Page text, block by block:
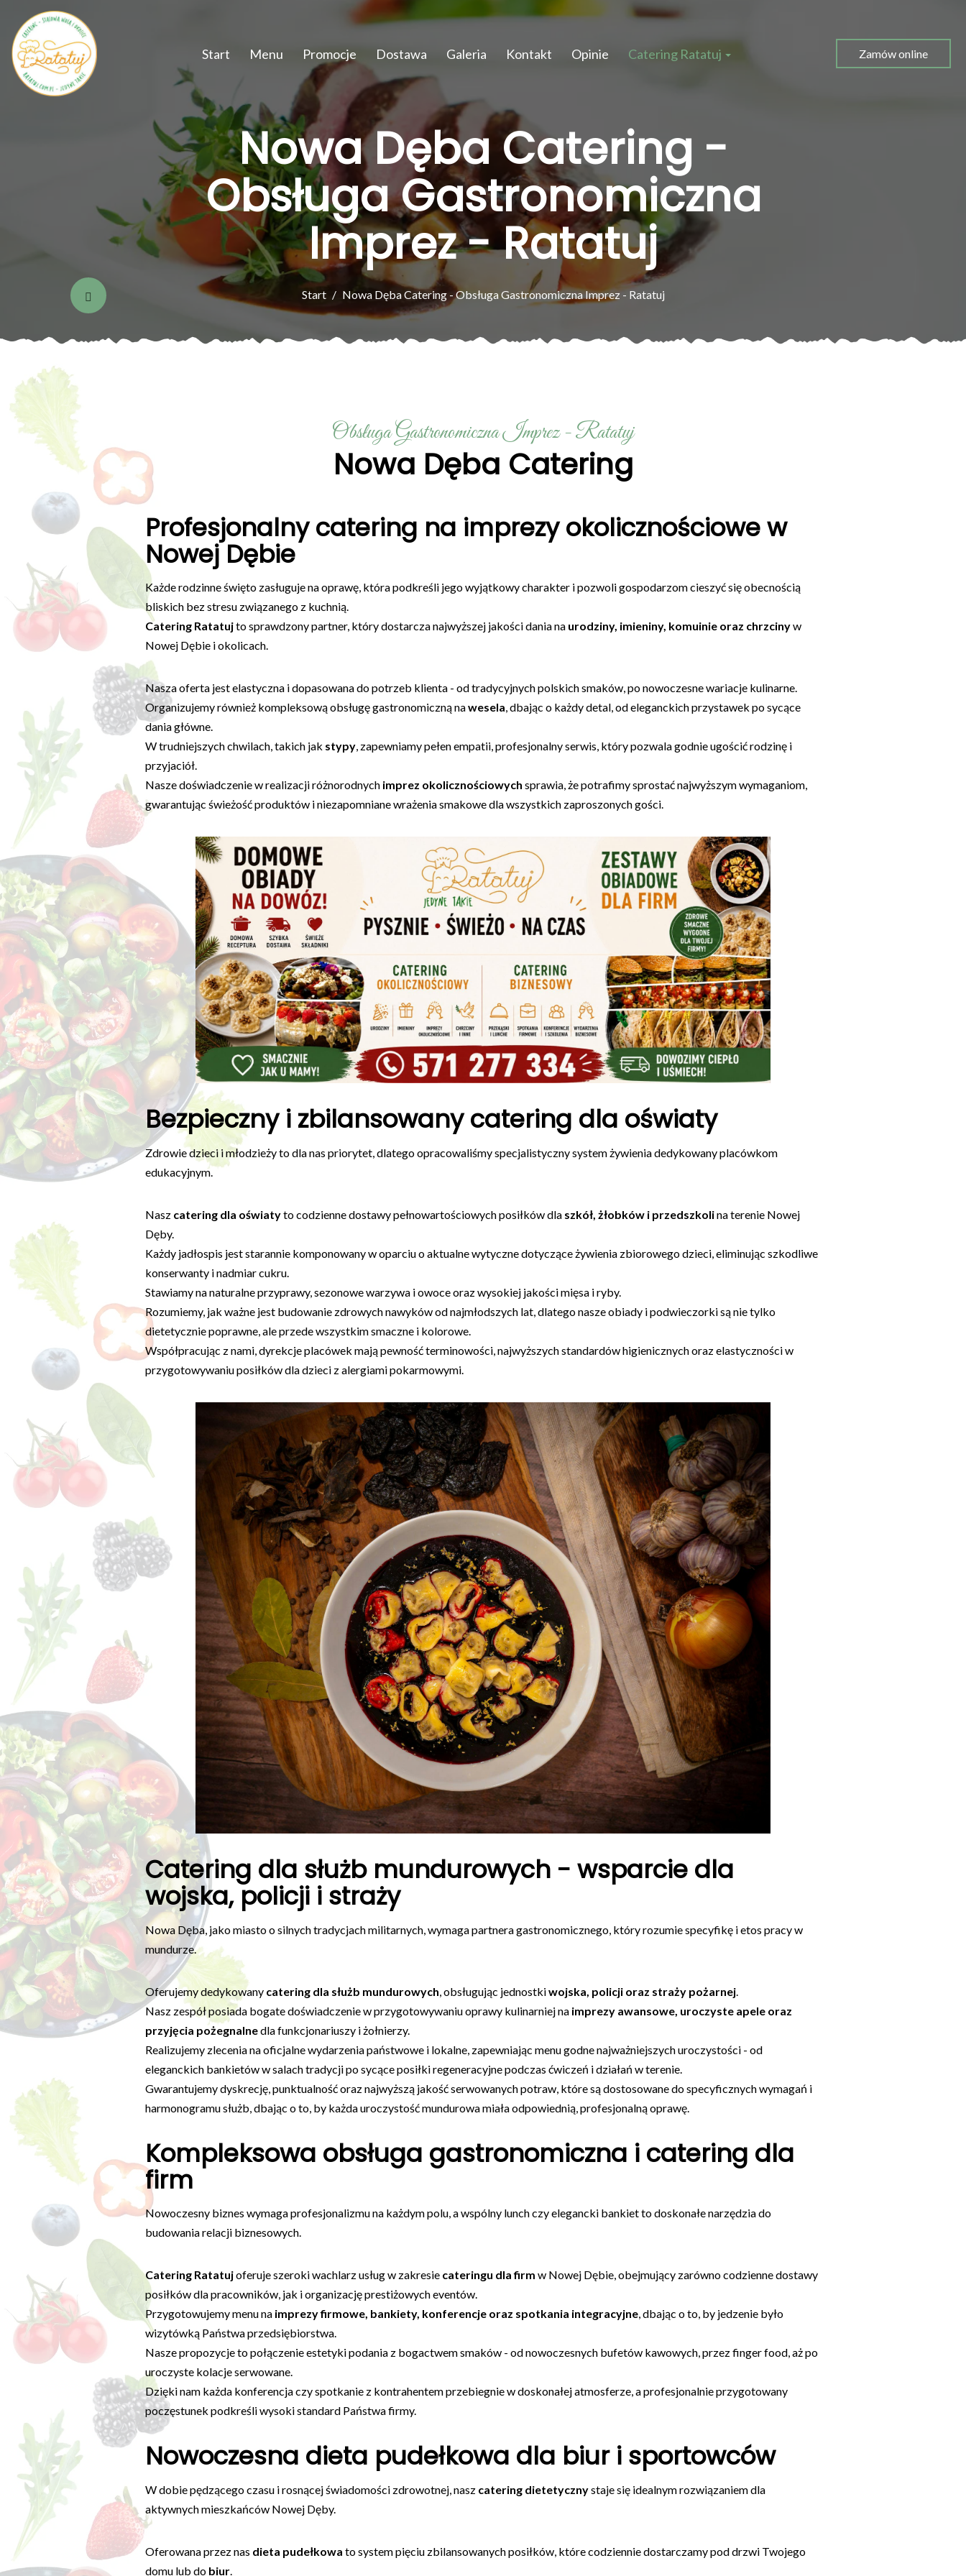
Start Menu Promocje Dostawa Galeria Kontakt Opinie Catering Ratatuj Zamów online
Nowa Dęba Catering -
Obsługa Gastronomiczna
Imprez - Ratatuj
Start Nowa Dęba Catering - Obsługa Gastronomiczna Imprez - Ratatuj
Obsługa Gastronomiczna Imprez - Ratatuj
Nowa Dęba Catering
Profesjonalny catering na imprezy okolicznościowe w
Nowej Dębie
Każde rodzinne święto zasługuje na oprawę, która podkreśli jego wyjątkowy charakter i pozwoli gospodarzom cieszyć się obecnością
bliskich bez stresu związanego z kuchnią.
Catering Ratatujto sprawdzony partner, który dostarcza najwyższej jakości dania na urodziny, imieniny, komuinie oraz chrzcinyw
Nowej Dębie i okolicach.
Nasza oferta jest elastyczna i dopasowana do potrzeb klienta - od tradycyjnych polskich smaków, po nowoczesne wariacje kulinarne.
Organizujemy również kompleksową obsługę gastronomiczną nawesela, dbając o każdy detal, od eleganckich przystawek po sycące
dania główne.
W trudniejszych chwilach, takich jak stypy, zapewniamy pełen empatii, profesjonalny serwis, który pozwala godnie ugościć rodzinę i
przyjaciół.
Nasze doświadczenie w realizacji różnorodnych imprez okolicznościowych sprawia, że potrafimy sprostać najwyższym wymaganiom,
gwarantując świeżość produktów i niezapomniane wrażenia smakowe dla wszystkich zaproszonych gości.
Bezpieczny i zbilansowany catering dla oświaty
Zdrowie dzieci i młodzieży to dla nas priorytet, dlatego opracowaliśmy specjalistyczny system żywienia dedykowany placówkom
edukacyjnym.
Nasz catering dla oświatyto codzienne dostawy pełnowartościowych posiłków dla szkół, żłobków i przedszkolina terenie Nowej
Dęby.
Każdy jadłospis jest starannie komponowany w oparciu o aktualne wytyczne dotyczące żywienia zbiorowego dzieci, eliminując szkodliwe
konserwanty i nadmiar cukru.
Stawiamy na naturalne przyprawy, sezonowe warzywa i owoce oraz wysokiej jakości mięsa i ryby.
Rozumiemy, jak ważne jest budowanie zdrowych nawyków od najmłodszych lat, dlatego nasze obiady i podwieczorki są nie tylko
dietetycznie poprawne, ale przede wszystkim smaczne i kolorowe.
Współpracując z nami, dyrekcje placówek mają pewność terminowości, najwyższych standardów higienicznych oraz elastyczności w
przygotowywaniu posiłków dla dzieci z alergiami pokarmowymi.
Catering dla służb mundurowych - wsparcie dla
wojska, policji i straży
Nowa Dęba, jako miasto o silnych tradycjach militarnych, wymaga partnera gastronomicznego, który rozumie specyfikę i etos pracy w
mundurze.
Oferujemy dedykowany catering dla służb mundurowych , obsługując jednostkiwojska, policji oraz straży pożarnej
Nasz zespół posiada bogate doświadczenie w przygotowywaniu oprawy kulinarniej na imprezy awansowe, uroczyste apele oraz
przyjęcia pożegnalnedla funkcjonariuszy i żołnierzy.
Realizujemy zlecenia na oficjalne wydarzenia państwowe i lokalne, zapewniając menu godne najważniejszych uroczystości - od
eleganckich bankietów w salach tradycji po sycące posiłki regeneracyjne podczas ćwiczeń i działań w terenie.
Gwarantujemy dyskrecję, punktualność oraz najwyższą jakość serwowanych potraw, które są dostosowane do specyficznych wymagań i
harmonogramu służb, dbając o to, by każda uroczystość mundurowa miała odpowiednią, profesjonalną oprawę.
Kompleksowa obsługa gastronomiczna i catering dla
firm
Nowoczesny biznes wymaga profesjonalizmu na każdym polu, a wspólny lunch czy elegancki bankiet to doskonałe narzędzia do
budowania relacji biznesowych.
Catering Ratatujoferuje szeroki wachlarz usług w zakresie cateringu dla firm w Nowej Dębie, obejmujący zarówno codzienne dostawy
posiłków dla pracowników, jak i organizację prestiżowych eventów.
Przygotowujemy menu na imprezy firmowe, bankiety, konferencje oraz spotkania integracyjne, dbając o to, by jedzenie było
wizytówką Państwa przedsiębiorstwa.
Nasze propozycje to połączenie estetyki podania z bogactwem smaków - od nowoczesnych bufetów kawowych, przez finger food, aż po
uroczyste kolacje serwowane.
Dzięki nam każda konferencja czy spotkanie z kontrahentem przebiegnie w doskonałej atmosferze, a profesjonalnie przygotowany
poczęstunek podkreśli wysoki standard Państwa firmy.
Nowoczesna dieta pudełkowa dla biur i sportowców
W dobie pędzącego czasu i rosnącej świadomości zdrowotnej, nasz catering dietetycznystaje się idealnym rozwiązaniem dla
aktywnych mieszkańców Nowej Dęby.
Oferowana przez nas dieta pudełkowa to system pięciu zbilansowanych posiłków, które codziennie dostarczamy pod drzwi Twojego
domu lub do biur